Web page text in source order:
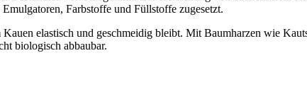
Farbstoffe und Füllstoffe zugesetzt.
Kauen elastisch und geschmeidig bleibt. Mit Baumharzen wie
biologisch abbaubar.